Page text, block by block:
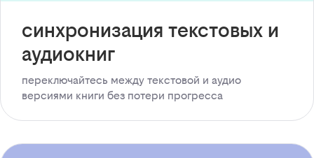
синхронизация текстовых и
аудиокниг
переключайтесь между текстовой и аудио
версиями книги без потери прогресса